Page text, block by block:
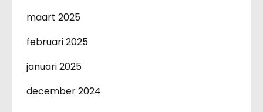
maart 2025
februari 2025
januari 2025
december 2024